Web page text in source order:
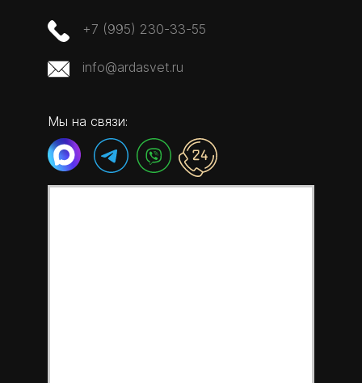
+7 (995) 230-33-55
info@ardasvet.ru
Мы на связи: